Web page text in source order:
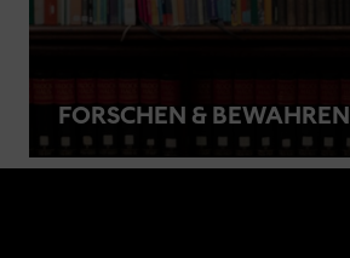
FORSCHEN & BEWAHREN